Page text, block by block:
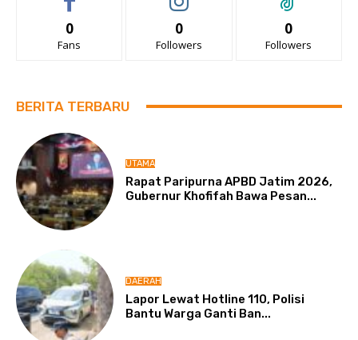
0
Fans
0
Followers
0
Followers
BERITA TERBARU
UTAMA
Rapat Paripurna APBD Jatim 2026,
Gubernur Khofifah Bawa Pesan...
DAERAH
Lapor Lewat Hotline 110, Polisi
Bantu Warga Ganti Ban...